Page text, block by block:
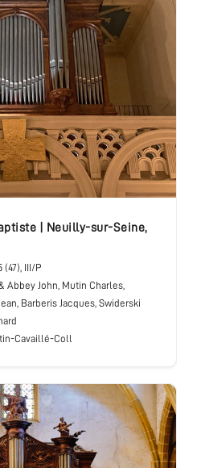
Neuilly-sur-Seine,
(47), III/P
Abbey John, Mutin Charles,
Barberis Jacques, Swiderski
Cavaillé-Coll